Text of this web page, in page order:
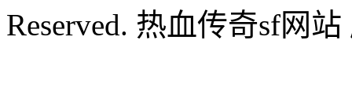
Reserved. 热血传奇sf网